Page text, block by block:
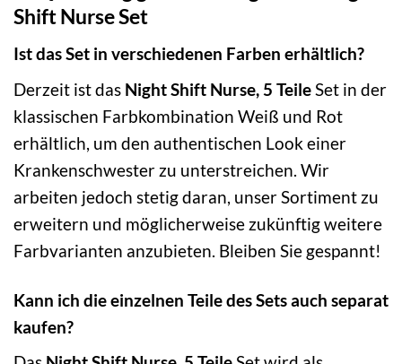
Shift Nurse Set
Ist das Set in verschiedenen Farben erhältlich?
Derzeit ist das Night Shift Nurse, 5 Teile Set in der
klassischen Farbkombination Weiß und Rot
erhältlich, um den authentischen Look einer
Krankenschwester zu unterstreichen. Wir
arbeiten jedoch stetig daran, unser Sortiment zu
erweitern und möglicherweise zukünftig weitere
Farbvarianten anzubieten. Bleiben Sie gespannt!
Kann ich die einzelnen Teile des Sets auch separat
kaufen?